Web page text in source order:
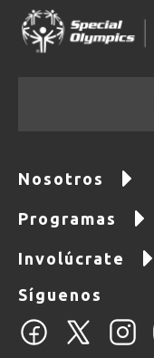
Nosotros
Programas
Involúcrate
Síguenos